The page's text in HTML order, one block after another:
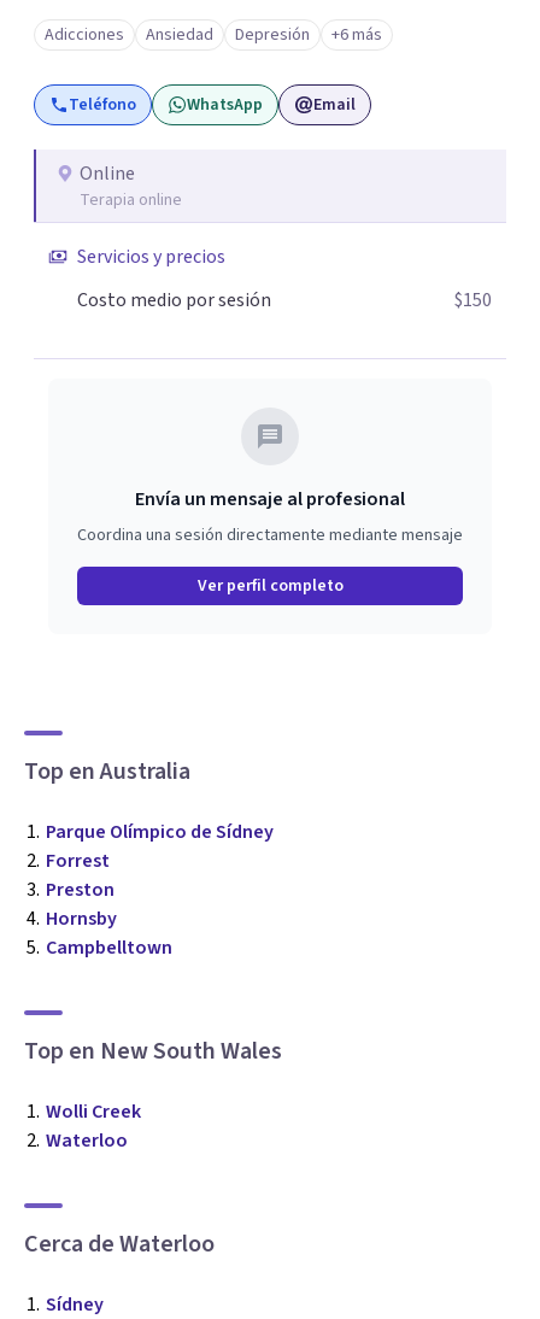
están centrados en brindar herramientas concretas para
el cambio, que permitan desarrollar nuevas habilidades y
estrategias basadas en la salud y calidad de vida.
Adicciones Ansiedad Depresión +6 más
Teléfono WhatsApp Email
Online
Terapia online
Servicios y precios
Costo medio por sesión
$150
Envía un mensaje al profesional
Coordina una sesión directamente mediante mensaje
Ver perfil completo
Top en Australia
Parque Olímpico de Sídney
Forrest
Preston
Hornsby
Campbelltown
Top en New South Wales
Wolli Creek
Waterloo
Cerca de Waterloo
Sídney